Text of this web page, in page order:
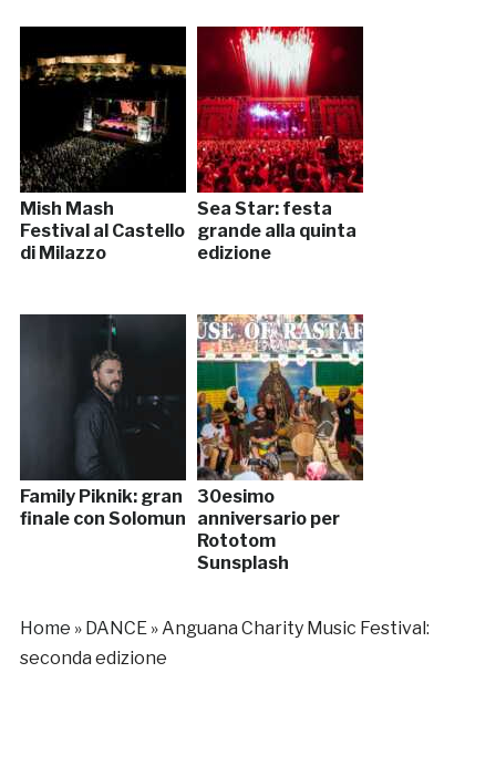
Mish Mash
Festival al Castello
di Milazzo
Sea Star: festa
grande alla quinta
edizione
Family Piknik: gran
finale con Solomun
30esimo
anniversario per
Rototom
Sunsplash
Home » DANCE»Anguana Charity Music Festival:
seconda edizione